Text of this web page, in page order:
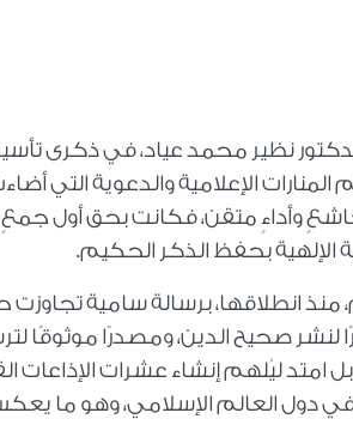
نظير محمد عياد، في ذكرى
الإعلامية والدعوية التي
وأداءٍ متقن، فكانت بحق أول
الإلهية بحفظ الذكر الحكيم.
منذ انطلاقها، برسالة سامية
لنشر صحيح الدين، ومصدرًا موثوقًا
امتد ليُلهم إنشاء عشرات الإذاعات
في دول العالم الإسلامي، وهو ما